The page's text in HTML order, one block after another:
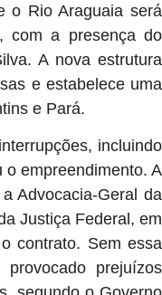
o Rio Araguaia será
com a presença do
A nova estrutura
e estabelece uma
e Pará.
incluindo
o empreendimento. A
Advocacia-Geral da
Justiça Federal, em
contrato. Sem essa
prejuízos